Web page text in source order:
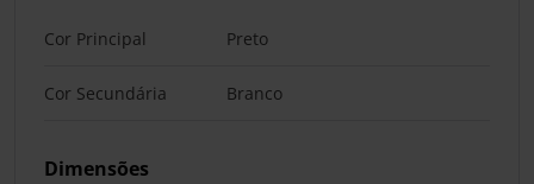
Cor Principal Preto
Cor Secundária Branco
Dimensões